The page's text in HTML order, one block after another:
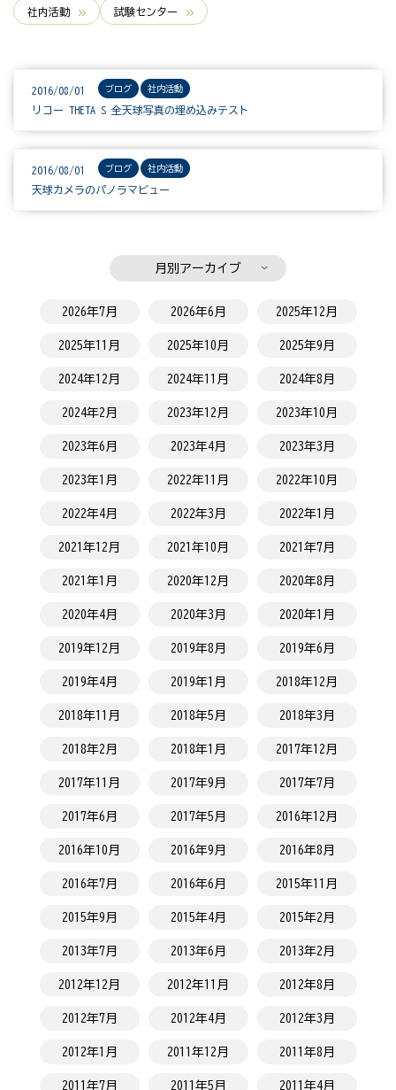
社内活動 試験センター
ブログ 社内活動
2016/08/01
リコー THETA S 全天球写真の埋め込みテスト
ブログ 社内活動
2016/08/01
天球カメラのパノラマビュー
月別アーカイブ
2026年7月 2026年6月 2025年12月
2025年11月 2025年10月 2025年9月
2024年12月 2024年11月 2024年8月
2024年2月 2023年12月 2023年10月
2023年6月 2023年4月 2023年3月
2023年1月 2022年11月 2022年10月
2022年4月 2022年3月 2022年1月
2021年12月 2021年10月 2021年7月
2021年1月 2020年12月 2020年8月
2020年4月 2020年3月 2020年1月
2019年12月 2019年8月 2019年6月
2019年4月 2019年1月 2018年12月
2018年11月 2018年5月 2018年3月
2018年2月 2018年1月 2017年12月
2017年11月 2017年9月 2017年7月
2017年6月 2017年5月 2016年12月
2016年10月 2016年9月 2016年8月
2016年7月 2016年6月 2015年11月
2015年9月 2015年4月 2015年2月
2013年7月 2013年6月 2013年2月
2012年12月 2012年11月 2012年8月
2012年7月 2012年4月 2012年3月
2012年1月 2011年12月 2011年8月
2011年7月 2011年5月 2011年4月